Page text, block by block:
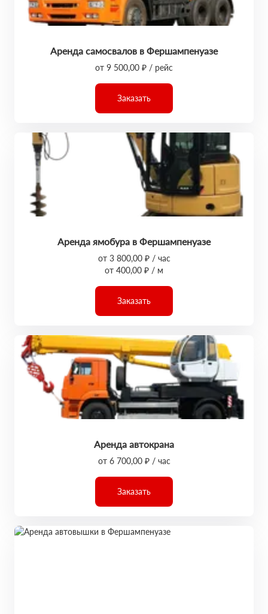
Аренда самосвалов в Фершампенуазе
от 9 500,00 ₽ / рейс
Заказать
Аренда ямобура в Фершампенуазе
от 3 800,00 ₽ / час
от 400,00 ₽ / м
Заказать
Аренда автокрана
от 6 700,00 ₽ / час
Заказать